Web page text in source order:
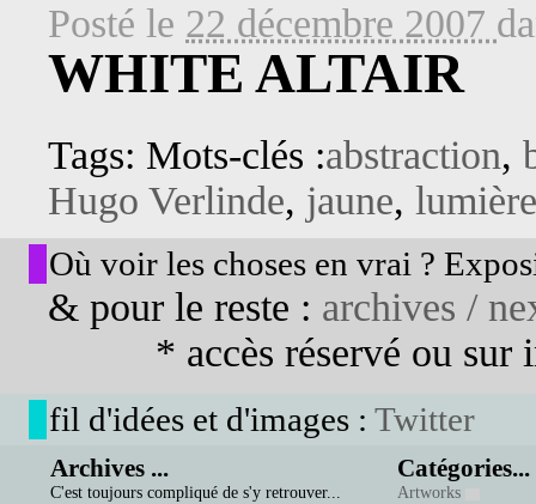
Posté le 22 décembre 2007
WHITE ALTAIR
Tags: Mots-clés :abstraction,
Hugo Verlinde, jaune, lumière
Où voir les choses en vrai ?
& pour le reste : archives /
* accès réservé ou sur
fil d'idées et d'images : Twitter
Archives ...
C'est toujours compliqué de s'y retrouver...
Catégories...
Artworks